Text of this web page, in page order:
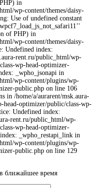
in
wp-content/themes/daisy-
Use of undefined constant
of PHP) in
wp-content/themes/daisy-
Undefined index:
rent.ru/public_html/wp-
wp-head-optimizer-
_wpho_jsonapi in
wp-content/plugins/wp-
public.php on line 106
in /home/a/aurarent/msk.aura-
optimizer/public/class-wp-
Undefined index:
rent.ru/public_html/wp-
wp-head-optimizer-
_wpho_restapi_link in
wp-content/plugins/wp-
public.php on line 129
ближайшее время